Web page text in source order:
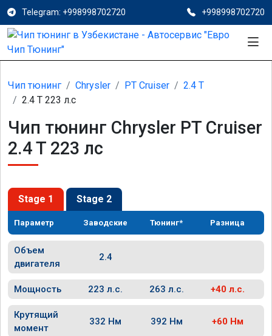
Telegram: +998998702720 +998998702720
Чип тюнинг Chrysler PT Cruiser
2.4 T
2.4 T 223 л.с
Чип тюнинг Chrysler PT Cruiser
2.4 T 223 лс
Stage 1 Stage 2
Параметр Заводские Тюнинг* Разница
Объем
двигателя
2.4
Мощность 223 л.с. 263 л.с. +40 л.с.
Крутящий
момент
332 Нм 392 Нм +60 Нм